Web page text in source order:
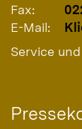
Fax:
E-Mail:
Service